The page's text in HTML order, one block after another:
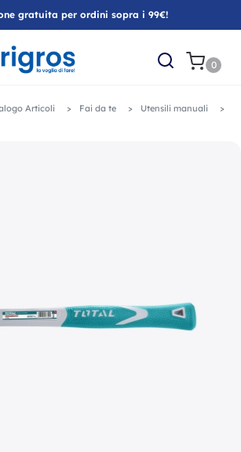
gratuita per ordini sopra i 99€!
0
Articoli Fai da te Utensili manuali